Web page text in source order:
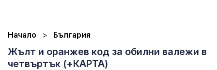
Начало България
Жълт и оранжев код за обилни валежи в
четвъртък (+КАРТА)